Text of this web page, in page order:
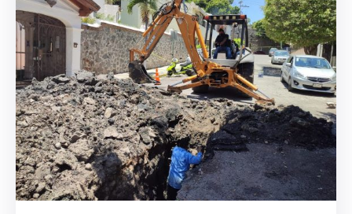
Trámites
y
Servicios
Licitaciones
Transparencia
Directorio
Citas